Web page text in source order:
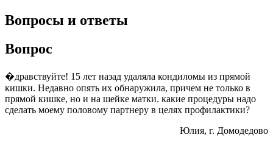
Вопросы и ответы
Вопрос
�дравствуйте! 15 лет назад удаляла кондиломы из прямой
кишки. Недавно опять их обнаружила, причем не только в
прямой кишке, но и на шейке матки. какие процедуры надо
сделать моему половому партнеру в целях профилактики?
Юлия, г. Домодедово